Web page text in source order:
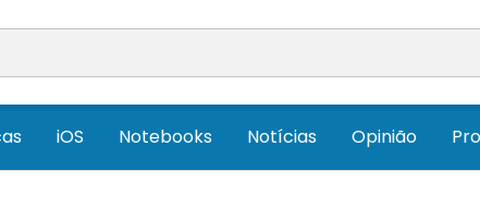
iOS Notebooks Notícias Opinião